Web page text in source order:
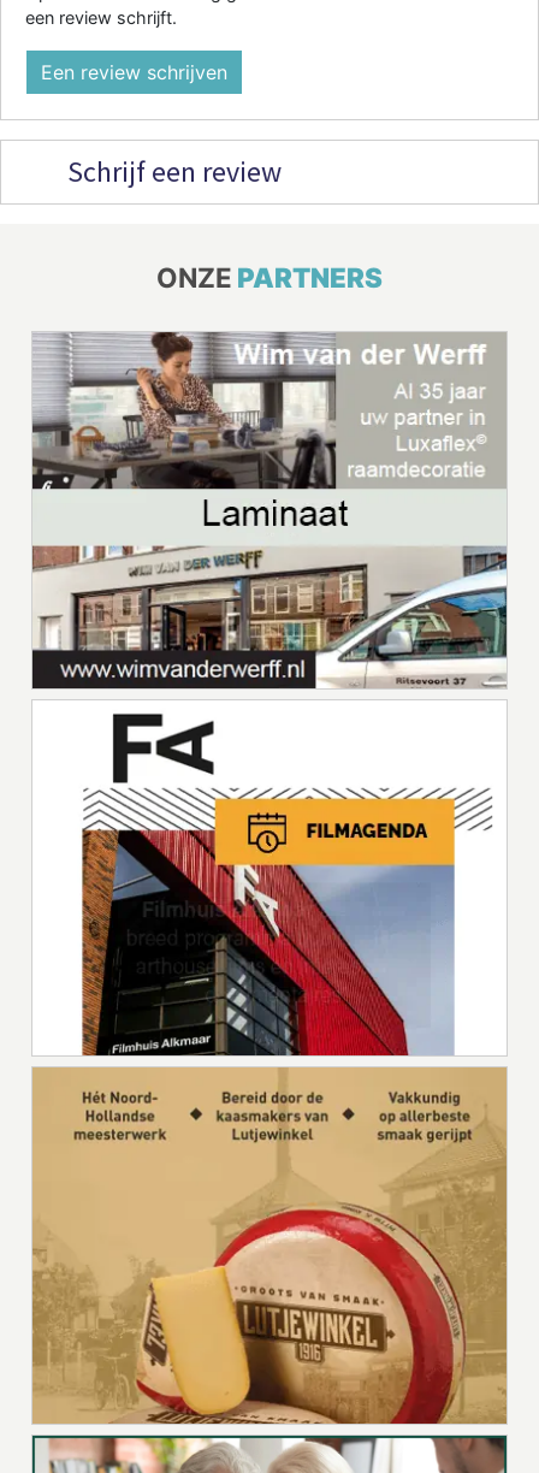
een review schrijft.
Een review schrijven
Schrijf een review
ONZE PARTNERS